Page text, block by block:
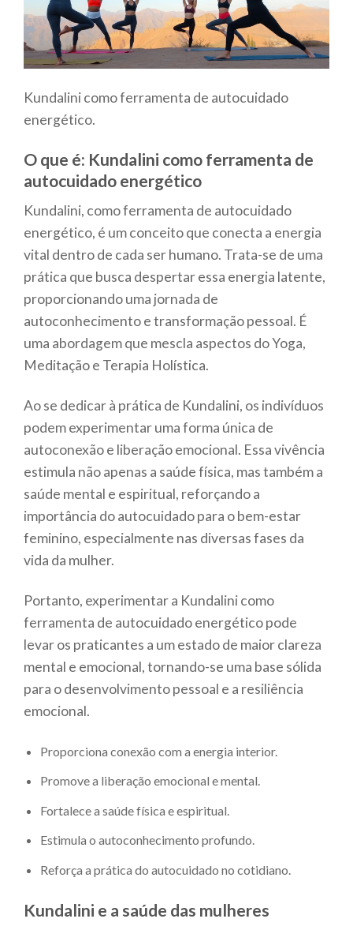
Kundalini como ferramenta de autocuidado
energético.
O que é: Kundalini como ferramenta de
autocuidado energético
Kundalini, como ferramenta de autocuidado
energético, é um conceito que conecta a energia
vital dentro de cada ser humano. Trata-se de uma
prática que busca despertar essa energia latente,
proporcionando uma jornada de
autoconhecimento e transformação pessoal. É
uma abordagem que mescla aspectos do Yoga,
Meditação e Terapia Holística.
Ao se dedicar à prática de Kundalini, os indivíduos
podem experimentar uma forma única de
autoconexão e liberação emocional. Essa vivência
estimula não apenas a saúde física, mas também a
saúde mental e espiritual, reforçando a
importância do autocuidado para o bem-estar
feminino, especialmente nas diversas fases da
vida da mulher.
Portanto, experimentar a Kundalini como
ferramenta de autocuidado energético pode
levar os praticantes a um estado de maior clareza
mental e emocional, tornando-se uma base sólida
para o desenvolvimento pessoal e a resiliência
emocional.
Proporciona conexão com a energia interior.
Promove a liberação emocional e mental.
Fortalece a saúde física e espiritual.
Estimula o autoconhecimento profundo.
Reforça a prática do autocuidado no cotidiano.
Kundalini e a saúde das mulheres